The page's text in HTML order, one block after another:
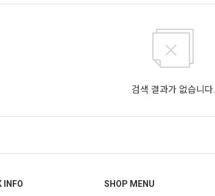
검색 결과가 없습니다.
INFO SHOP MENU